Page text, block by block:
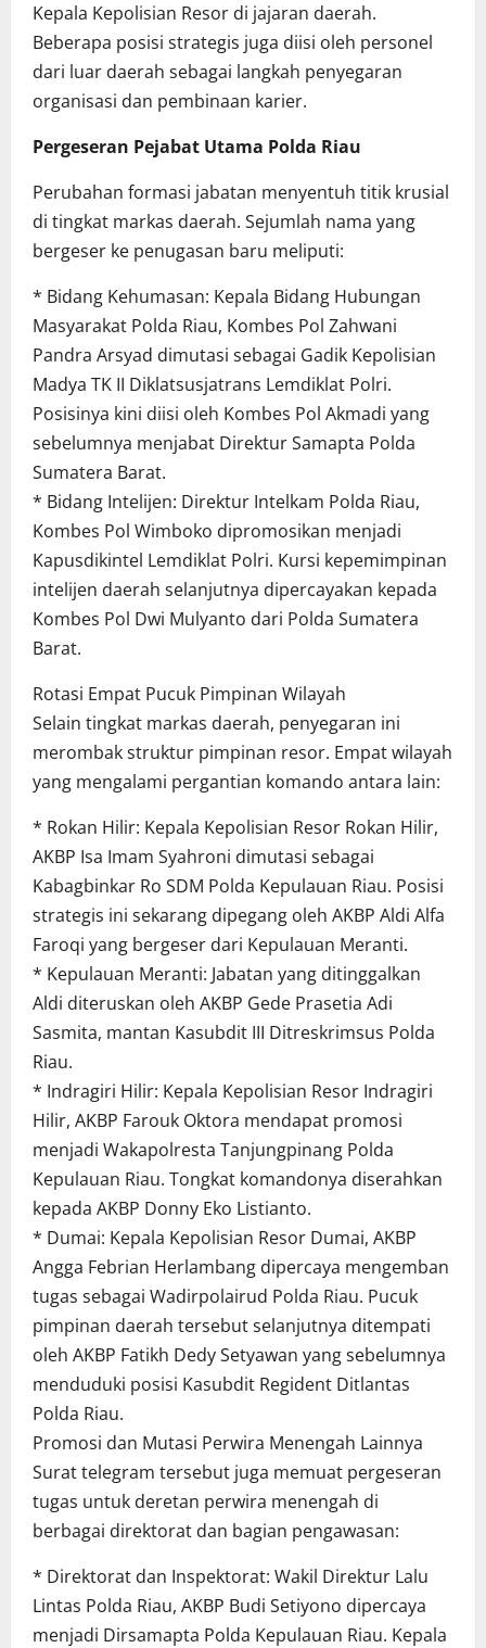
Kepala Kepolisian Resor di jajaran daerah.
Beberapa posisi strategis juga diisi oleh personel
dari luar daerah sebagai langkah penyegaran
organisasi dan pembinaan karier.
Pergeseran Pejabat Utama Polda Riau
Perubahan formasi jabatan menyentuh titik krusial
di tingkat markas daerah. Sejumlah nama yang
bergeser ke penugasan baru meliputi:
* Bidang Kehumasan: Kepala Bidang Hubungan
Masyarakat Polda Riau, Kombes Pol Zahwani
Pandra Arsyad dimutasi sebagai Gadik Kepolisian
Madya TK II Diklatsusjatrans Lemdiklat Polri.
Posisinya kini diisi oleh Kombes Pol Akmadi yang
sebelumnya menjabat Direktur Samapta Polda
Sumatera Barat.
* Bidang Intelijen: Direktur Intelkam Polda Riau,
Kombes Pol Wimboko dipromosikan menjadi
Kapusdikintel Lemdiklat Polri. Kursi kepemimpinan
intelijen daerah selanjutnya dipercayakan kepada
Kombes Pol Dwi Mulyanto dari Polda Sumatera
Barat.
Rotasi Empat Pucuk Pimpinan Wilayah
Selain tingkat markas daerah, penyegaran ini
merombak struktur pimpinan resor. Empat wilayah
yang mengalami pergantian komando antara lain:
* Rokan Hilir: Kepala Kepolisian Resor Rokan Hilir,
AKBP Isa Imam Syahroni dimutasi sebagai
Kabagbinkar Ro SDM Polda Kepulauan Riau. Posisi
strategis ini sekarang dipegang oleh AKBP Aldi Alfa
Faroqi yang bergeser dari Kepulauan Meranti.
* Kepulauan Meranti: Jabatan yang ditinggalkan
Aldi diteruskan oleh AKBP Gede Prasetia Adi
Sasmita, mantan Kasubdit III Ditreskrimsus Polda
Riau.
* Indragiri Hilir: Kepala Kepolisian Resor Indragiri
Hilir, AKBP Farouk Oktora mendapat promosi
menjadi Wakapolresta Tanjungpinang Polda
Kepulauan Riau. Tongkat komandonya diserahkan
kepada AKBP Donny Eko Listianto.
* Dumai: Kepala Kepolisian Resor Dumai, AKBP
Angga Febrian Herlambang dipercaya mengemban
tugas sebagai Wadirpolairud Polda Riau. Pucuk
pimpinan daerah tersebut selanjutnya ditempati
oleh AKBP Fatikh Dedy Setyawan yang sebelumnya
menduduki posisi Kasubdit Regident Ditlantas
Polda Riau.
Promosi dan Mutasi Perwira Menengah Lainnya
Surat telegram tersebut juga memuat pergeseran
tugas untuk deretan perwira menengah di
berbagai direktorat dan bagian pengawasan:
* Direktorat dan Inspektorat: Wakil Direktur Lalu
Lintas Polda Riau, AKBP Budi Setiyono dipercaya
menjadi Dirsamapta Polda Kepulauan Riau. Kepala